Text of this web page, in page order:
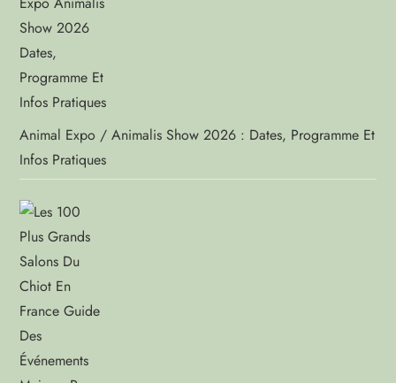
Animal Expo / Animalis Show 2026 : Dates, Programme Et
Infos Pratiques